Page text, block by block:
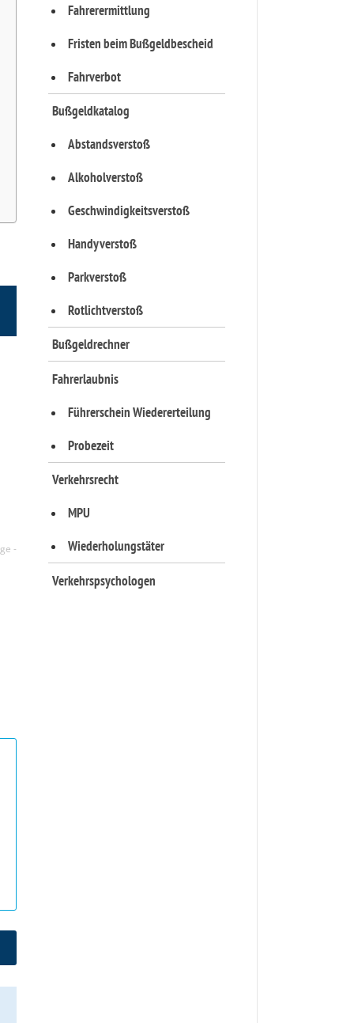
Fahrerermittlung
Fristen beim Bußgeldbescheid
Fahrverbot
Bußgeldkatalog
Abstandsverstoß
Alkoholverstoß
Geschwindigkeitsverstoß
Handyverstoß
Parkverstoß
Rotlichtverstoß
Bußgeldrechner
Fahrerlaubnis
Führerschein Wiedererteilung
Probezeit
Verkehrsrecht
MPU
Wiederholungstäter
Verkehrspsychologen